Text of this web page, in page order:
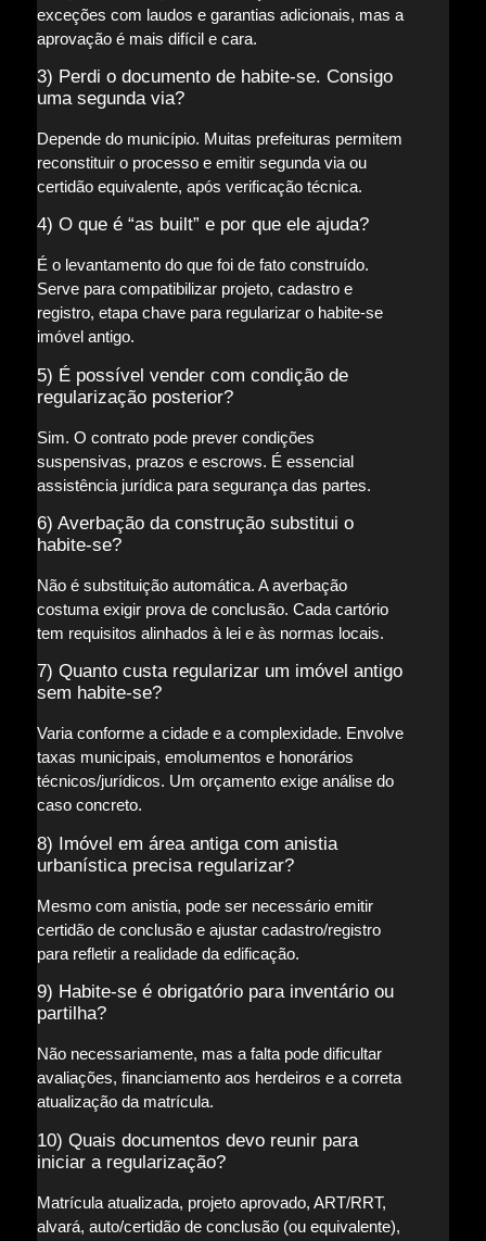
exceções com laudos e garantias adicionais, mas a
aprovação é mais difícil e cara.
3) Perdi o documento de habite-se. Consigo
uma segunda via?
Depende do município. Muitas prefeituras permitem
reconstituir o processo e emitir segunda via ou
certidão equivalente, após verificação técnica.
4) O que é “as built” e por que ele ajuda?
É o levantamento do que foi de fato construído.
Serve para compatibilizar projeto, cadastro e
registro, etapa chave para regularizar o habite-se
imóvel antigo.
5) É possível vender com condição de
regularização posterior?
Sim. O contrato pode prever condições
suspensivas, prazos e escrows. É essencial
assistência jurídica para segurança das partes.
6) Averbação da construção substitui o
habite-se?
Não é substituição automática. A averbação
costuma exigir prova de conclusão. Cada cartório
tem requisitos alinhados à lei e às normas locais.
7) Quanto custa regularizar um imóvel antigo
sem habite-se?
Varia conforme a cidade e a complexidade. Envolve
taxas municipais, emolumentos e honorários
técnicos/jurídicos. Um orçamento exige análise do
caso concreto.
8) Imóvel em área antiga com anistia
urbanística precisa regularizar?
Mesmo com anistia, pode ser necessário emitir
certidão de conclusão e ajustar cadastro/registro
para refletir a realidade da edificação.
9) Habite-se é obrigatório para inventário ou
partilha?
Não necessariamente, mas a falta pode dificultar
avaliações, financiamento aos herdeiros e a correta
atualização da matrícula.
10) Quais documentos devo reunir para
iniciar a regularização?
Matrícula atualizada, projeto aprovado, ART/RRT,
alvará, auto/certidão de conclusão (ou equivalente),